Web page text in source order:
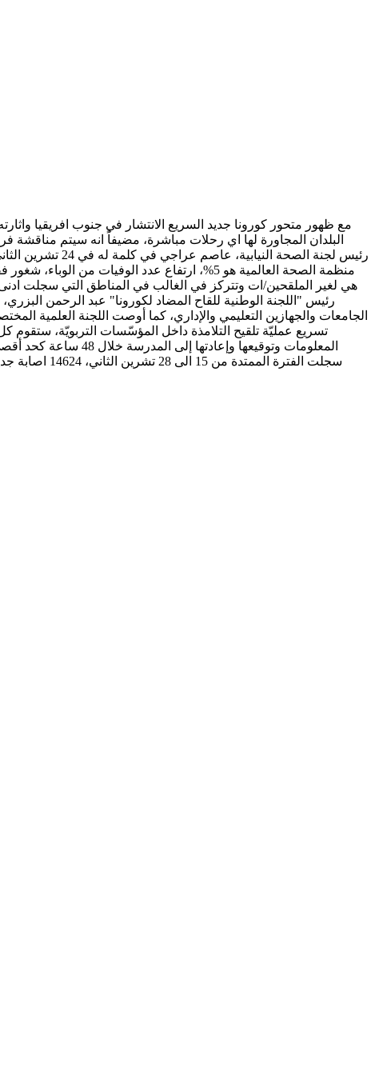
مع ظهور متحور كورونا جديد السريع الانتشار في جنوب افريقيا
البلدان المجاورة لها اي رحلات مباشرة، مضيفاً انه سيتم
الجامعات والجهازين التعليمي والإداري، كما أوصت اللجنة العلمية
المعلومات